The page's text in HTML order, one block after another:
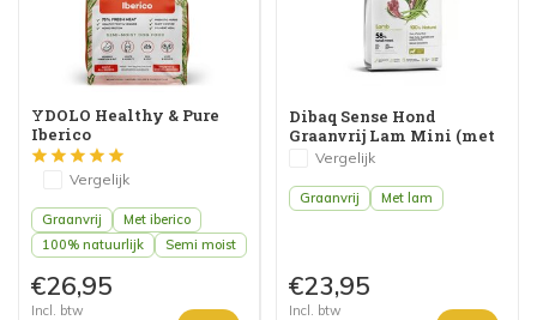
YDOLO Healthy & Pure
Iberico
Vergelijk
Graanvrij
Met iberico
100% natuurlijk
Semi moist
€26,95
Incl. btw
Dibaq Sense Hond
Graanvrij Lam Mini (met
Vers Vlees)
Vergelijk
Graanvrij Met lam
€23,95
Incl. btw